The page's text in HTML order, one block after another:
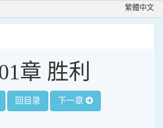
繁體中文
章 胜利
回目录 下一章